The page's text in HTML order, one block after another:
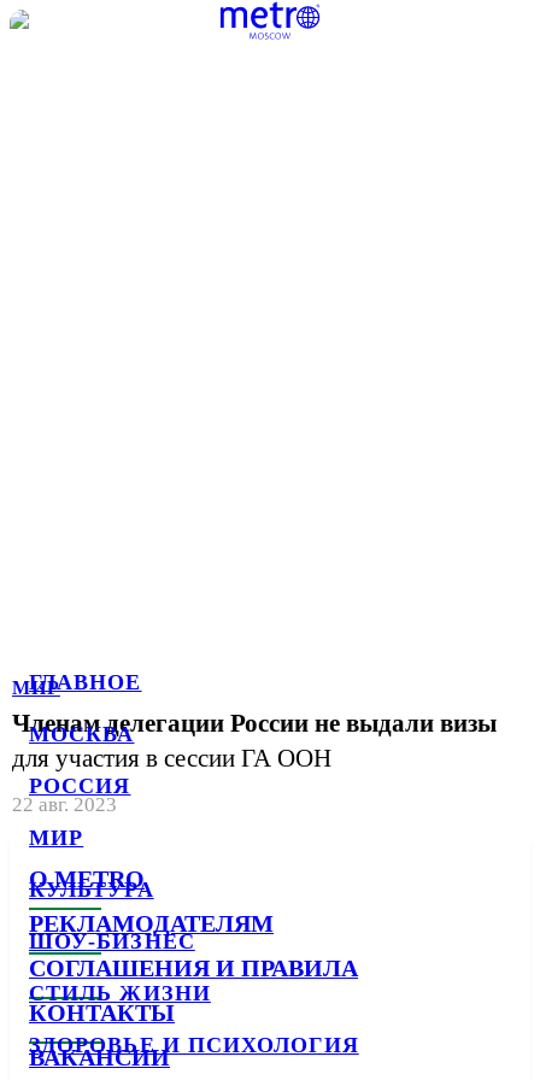
ГЛАВНОЕ
МОСКВА
РОССИЯ
МИР
КУЛЬТУРА
ШОУ-БИЗНЕС
СТИЛЬ ЖИЗНИ
ЗДОРОВЬЕ И ПСИХОЛОГИЯ
МИР
Членам делегации России не выдали визы
для участия в сессии ГА ООН
22 авг. 2023
О METRO
РЕКЛАМОДАТЕЛЯМ
СОГЛАШЕНИЯ И ПРАВИЛА
КОНТАКТЫ
ВАКАНСИИ